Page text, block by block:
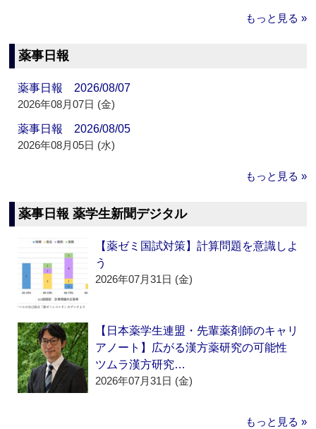
もっと見る »
薬事日報
薬事日報 2026/08/07
2026年08月07日 (金)
薬事日報 2026/08/05
2026年08月05日 (水)
もっと見る »
薬事日報 薬学生新聞デジタル
【薬ゼミ国試対策】計算問題を意識しよ
う
2026年07月31日 (金)
【日本薬学生連盟・先輩薬剤師のキャリ
アノート】広がる漢方薬研究の可能性
ツムラ漢方研究…
2026年07月31日 (金)
もっと見る »